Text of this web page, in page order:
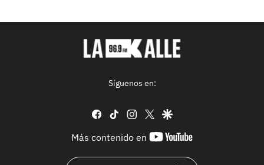
Síguenos en:
facebook
tiktok instagram
twittergoogle
Más contenido en
youtube-